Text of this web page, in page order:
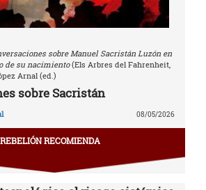
sobre Manuel Sacristán Luzón en
de su nacimiento(Els Arbres del Fahrenheit,
Arnal (ed.)
sobre Sacristán
08/05/2026
REBELIÓN RECOMIENDA